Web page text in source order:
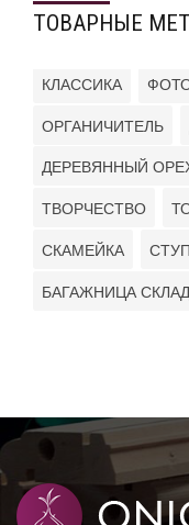
ТОВАРНЫЕ
КЛАССИКА
ОРГАНИЧИТЕЛЬ
ДЕРЕВЯННЫЙ
ТВОРЧЕСТВО
СКАМЕЙКА
БАГАЖНИЦА